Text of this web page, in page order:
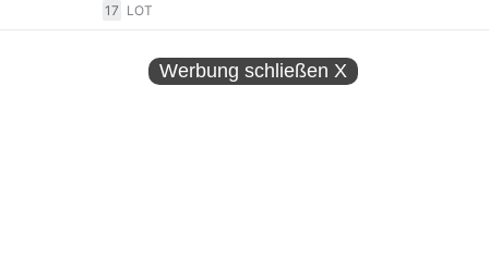
17 LOT
Werbung schließen X